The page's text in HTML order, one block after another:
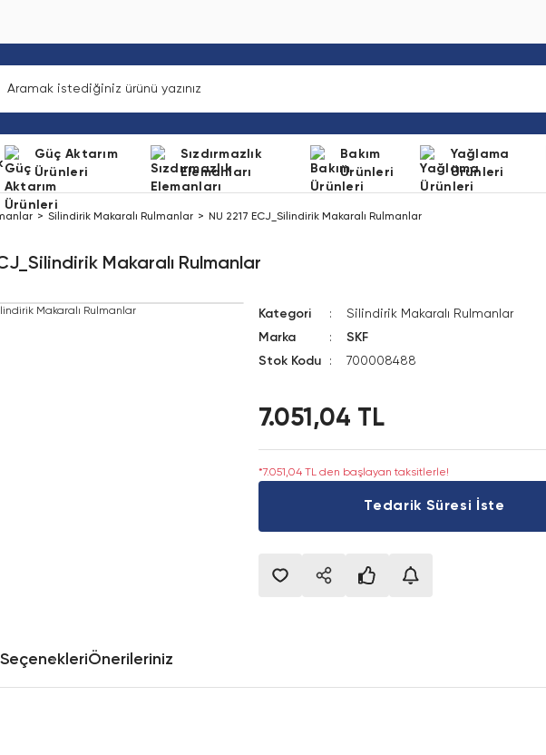
Güç Aktarım
Ürünleri
Sızdırmazlık
Elemanları
Bakım
Ürünleri
Yağlama
Ürünleri
Silindirik Makaralı Rulmanlar NU 2217 ECJ_Silindirik Makaralı Rulmanlar
Makaralı Rulmanlar
Kategori
Silindirik Makaralı Rulmanlar
Marka
SKF
Stok Kodu
700008488
7.051,04 TL
*7.051,04 TL den başlayan taksitlerle!
Tedarik Süresi İste
Önerileriniz